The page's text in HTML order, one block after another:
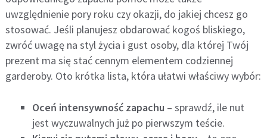
uwzględnienie pory roku czy okazji, do jakiej chcesz go
stosować. Jeśli planujesz obdarować kogoś bliskiego,
zwróć uwagę na styl życia i gust osoby, dla której Twój
prezent ma się stać cennym elementem codziennej
garderoby. Oto krótka lista, która ułatwi właściwy wybór:
Oceń intensywność zapachu – sprawdź, ile nut
jest wyczuwalnych już po pierwszym teście.